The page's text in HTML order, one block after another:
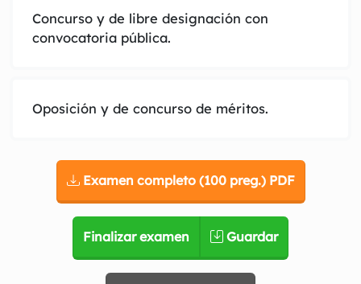
Concurso y de libre designación con
convocatoria pública.
Oposición y de concurso de méritos.
Examen completo (100 preg.) PDF
Finalizar examen Guardar